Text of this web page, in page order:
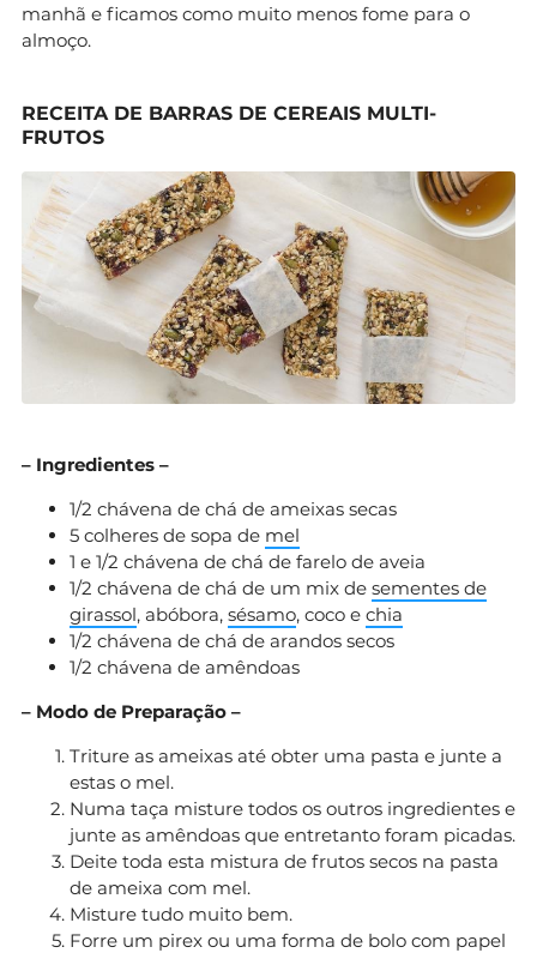
manhã e ficamos como muito menos fome para o
almoço.
RECEITA DE BARRAS DE CEREAIS MULTI-
FRUTOS
– Ingredientes –
1/2 chávena de chá de ameixas secas
5 colheres de sopa de mel
1 e 1/2 chávena de chá de farelo de aveia
1/2 chávena de chá de um mix de sementes de
girassol, abóbora, sésamo, coco e chia
1/2 chávena de chá de arandos secos
1/2 chávena de amêndoas
– Modo de Preparação –
Triture as ameixas até obter uma pasta e junte a
estas o mel.
Numa taça misture todos os outros ingredientes e
junte as amêndoas que entretanto foram picadas.
Deite toda esta mistura de frutos secos na pasta
de ameixa com mel.
Misture tudo muito bem.
Forre um pirex ou uma forma de bolo com papel